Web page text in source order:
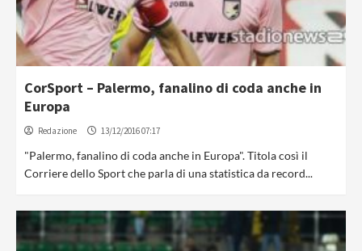
CorSport – Palermo, fanalino di coda anche in
Europa
Redazione 13/12/2016 07:17
"Palermo, fanalino di coda anche in Europa". Titola così il
Corriere dello Sport che parla di una statistica da record...